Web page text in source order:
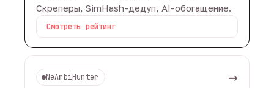
Скреперы, SimHash-дедуп, AI-обогащение.
Смотреть рейтинг
NeArbiHunter →